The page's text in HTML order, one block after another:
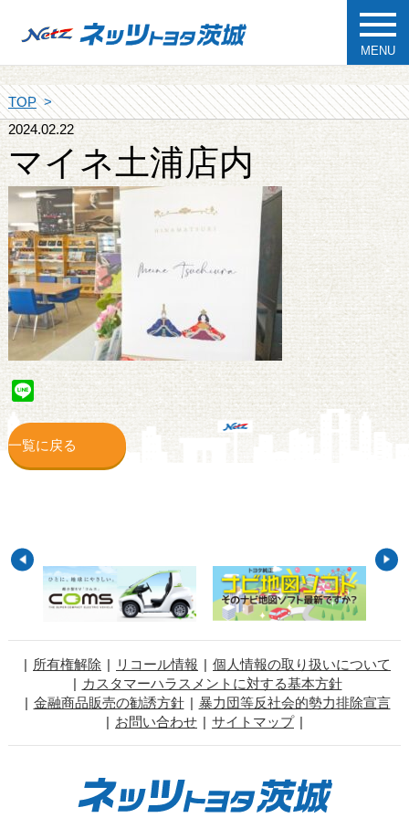
MENU
TOP
2024.02.22
マイネ土浦店内
Line
一覧に戻る
所有権解除 リコール情報
個人情報の取り扱いについて
カスタマーハラスメントに対する基本方針
金融商品販売の勧誘方針
暴力団等反社会的勢力排除宣言
お問い合わせ
サイトマップ